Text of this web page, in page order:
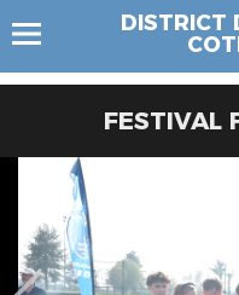
DISTRICT
FESTIVAL